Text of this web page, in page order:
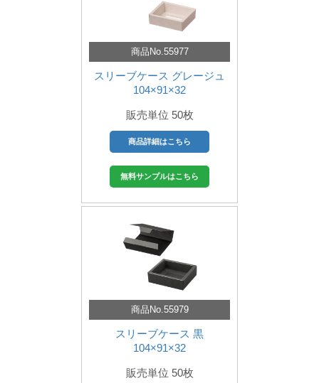
商品No.55977
スリーブケース グレージュ
104×91×32
販売単位 50枚
商品詳細はこちら
無料サンプルはこちら
商品No.55979
スリーブケース 黒
104×91×32
販売単位 50枚